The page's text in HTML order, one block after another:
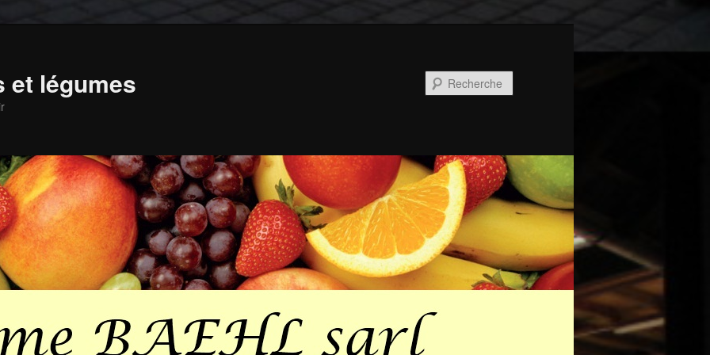
et légumes